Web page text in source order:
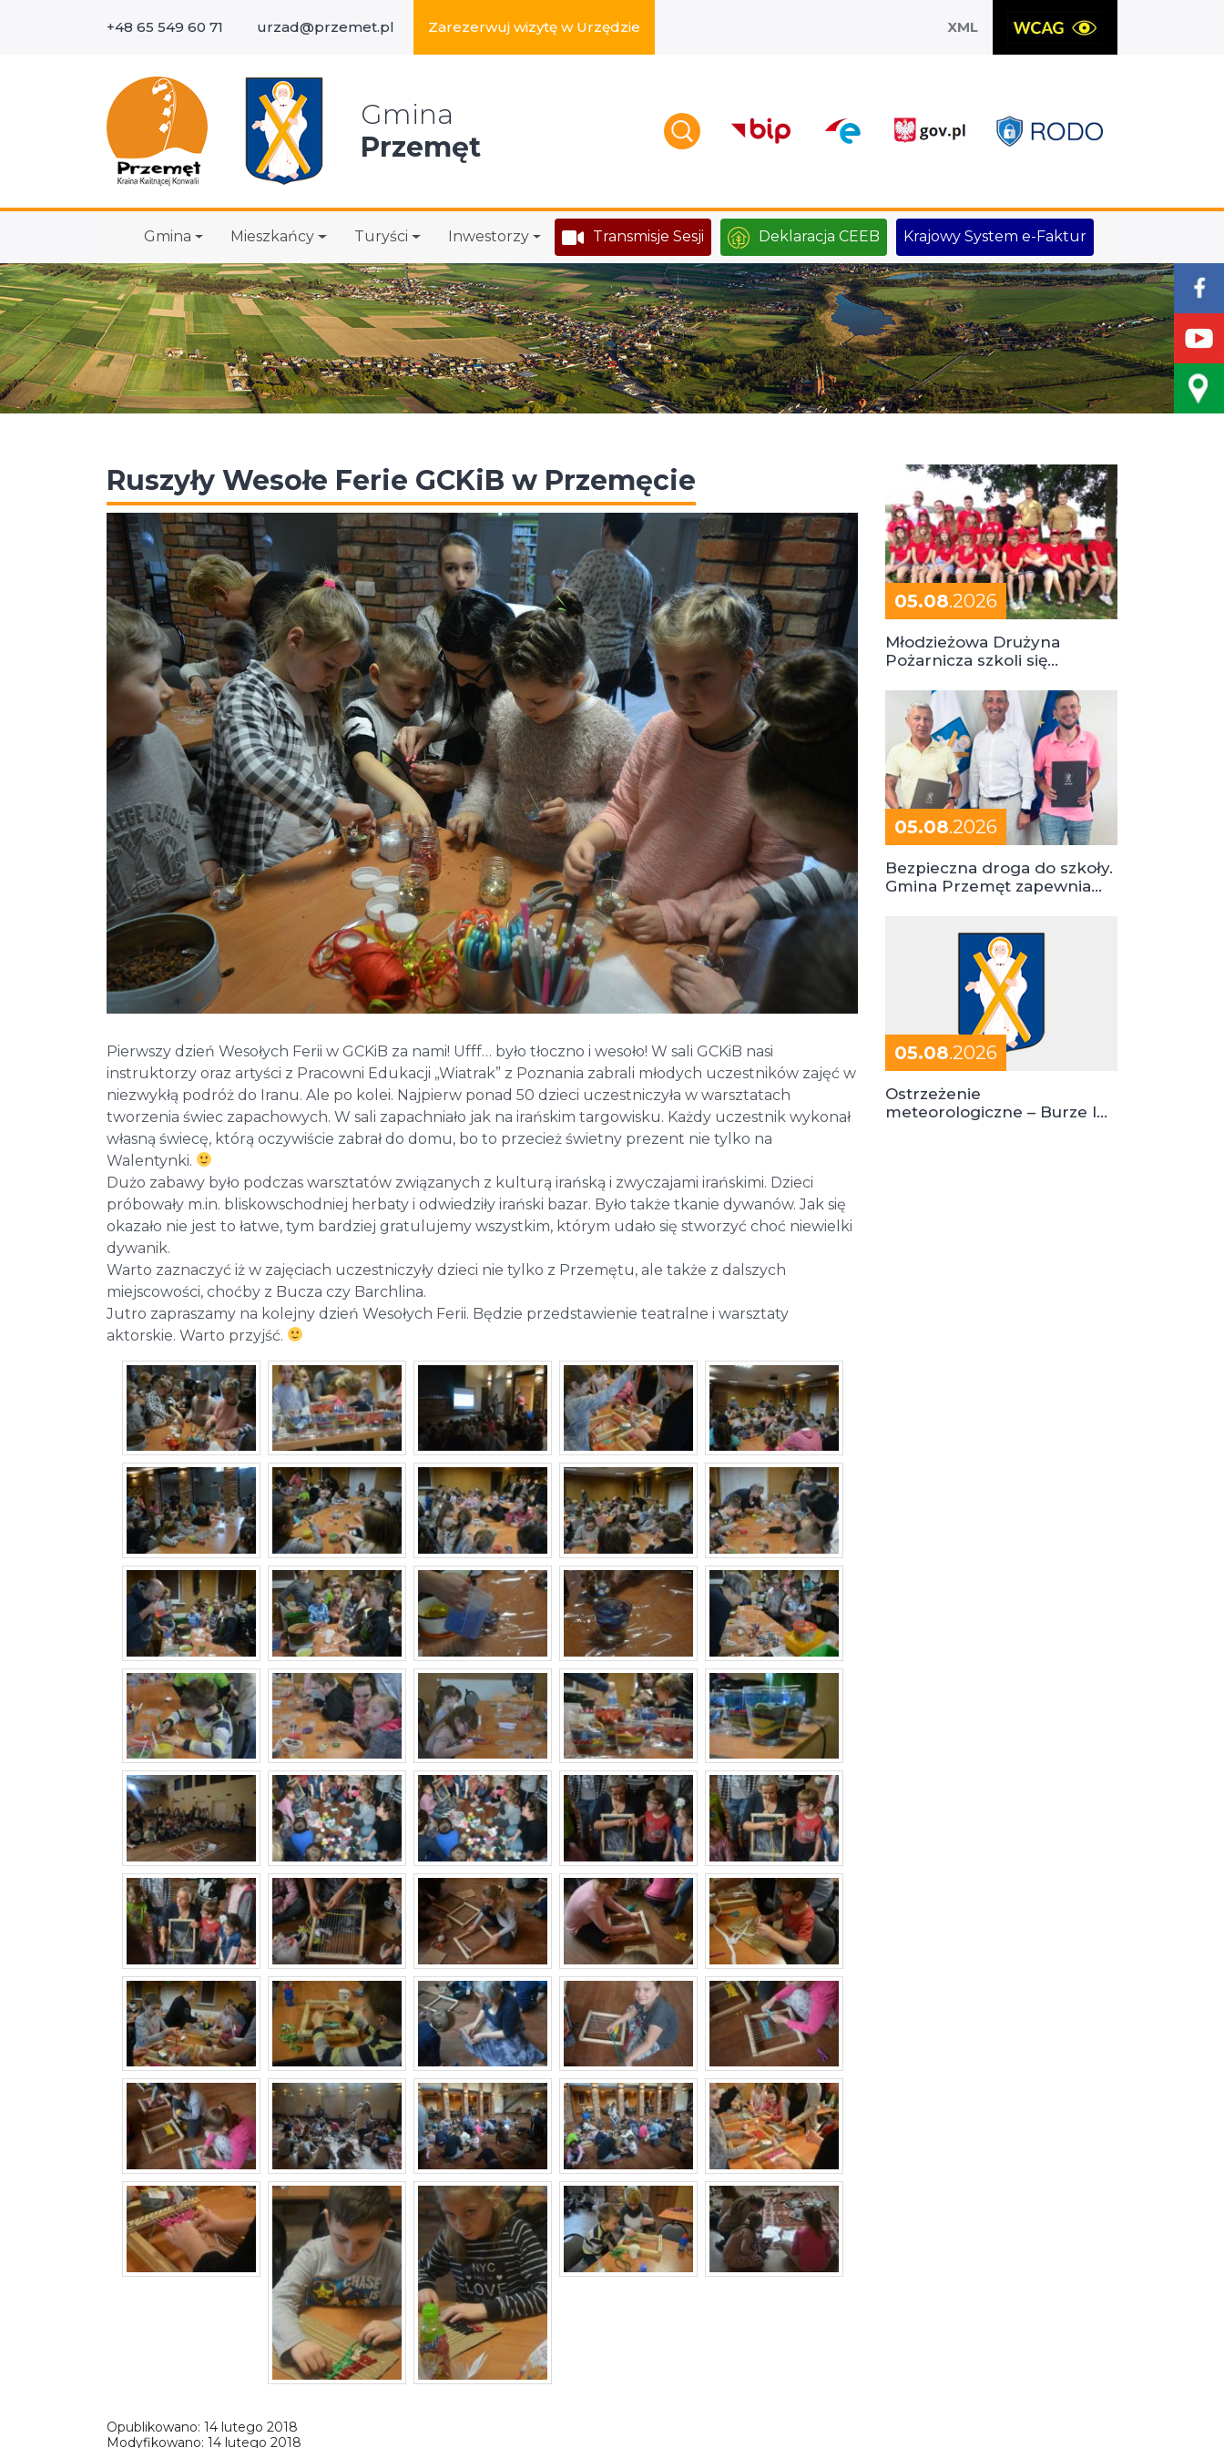
+48 65 549 60 71 urzad@przemet.pl Zarezerwuj wizytę w Urzędzie XML
Gmina
Przemęt
Gmina Mieszkańcy Turyści Inwestorzy Transmisje Sesji Deklaracja CEEB Krajowy System e-Faktur
Ruszyły Wesołe Ferie GCKiB w Przemęcie
Pierwszy dzień Wesołych Ferii w GCKiB za nami! Ufff… było tłoczno i wesoło! W sali GCKiB nasi
instruktorzy oraz artyści z Pracowni Edukacji „Wiatrak” z Poznania zabrali młodych uczestników zajęć w
niezwykłą podróż do Iranu. Ale po kolei. Najpierw ponad 50 dzieci uczestniczyła w warsztatach
tworzenia świec zapachowych. W sali zapachniało jak na irańskim targowisku. Każdy uczestnik wykonał
własną świecę, którą oczywiście zabrał do domu, bo to przecież świetny prezent nie tylko na
Walentynki.
Dużo zabawy było podczas warsztatów związanych z kulturą irańską i zwyczajami irańskimi. Dzieci
próbowały m.in. bliskowschodniej herbaty i odwiedziły irański bazar. Było także tkanie dywanów. Jak się
okazało nie jest to łatwe, tym bardziej gratulujemy wszystkim, którym udało się stworzyć choć niewielki
dywanik.
Warto zaznaczyć iż w zajęciach uczestniczyły dzieci nie tylko z Przemętu, ale także z dalszych
miejscowości, choćby z Bucza czy Barchlina.
Jutro zapraszamy na kolejny dzień Wesołych Ferii. Będzie przedstawienie teatralne i warsztaty
aktorskie. Warto przyjść.
Opublikowano: 14 lutego 2018
Modyfikowano: 14 lutego 2018
05.08.2026
Młodzieżowa Drużyna
Pożarnicza szkoli się
05.08.2026
Bezpieczna droga do szkoły.
Gmina Przemęt zapewnia
05.08.2026
Ostrzeżenie
meteorologiczne – Burze I
Wyszukaj w serwisie